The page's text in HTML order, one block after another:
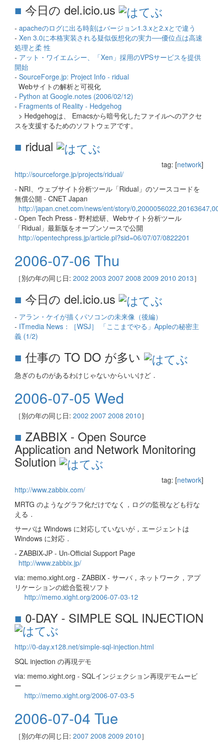
■ 今日の del.icio.us
- apacheのログに出る時刻はバージョン1.3.xと2.xとで違う
- Xen 3.0に本格実装される疑似仮想化の実力──優位点は高速
処理と柔 性
- アット・ワイエムシー、「Xen」採用のVPSサービスを提供
開始
- SourceForge.jp: Project Info - ridual
Webサイトの解析と可視化
- Python at Google.notes (2006/02/12)
- Fragments of Reality - Hedgehog
> Hedgehogは、 Emacsから暗号化したファイルへのアクセ
スを支援するためのソフトウェアです。
■ ridual
tag: [network]
http://sourceforge.jp/projects/ridual/
- NRI、ウェブサイト分析ツール「Ridual」のソースコードを
無償公開 - CNET Japan
http://japan.cnet.com/news/ent/story/
- Open Tech Press - 野村総研、Webサイト分析ツール
「Ridual」最新版をオープンソースで公開
http://opentechpress.jp/article.pl?sid=06/07/07/0822201
2006-07-06 Thu
［別の年の同じ日: 2002 2003 2007 2008 2009 2010 2013］
■ 今日の del.icio.us
- アラン・ケイが描くパソコンの未来像（後編）
- ITmedia News：［WSJ］ 「ここまでやる」Appleの秘密主
義 (1/2)
■ 仕事の TO DO が多い
急ぎのものがあるわけじゃないからいいけど．
2006-07-05 Wed
［別の年の同じ日: 2002 2007 2008 2010］
■ ZABBIX - Open Source
Application and Network Monitoring
Solution
tag: [network]
http://www.zabbix.com/
MRTG のようなグラフ化だけでなく，ログの監視なども行な
える．
サーバは Windows に対応していないが，エージェントは
Windows に対応．
- ZABBIX-JP - Un-Official Support Page
http://www.zabbix.jp/
via: memo.xight.org - ZABBIX - サーバ，ネットワーク，アプ
リケーションの総合監視ソフト
http://memo.xight.org/2006-07-03-12
■ 0-DAY - SIMPLE SQL INJECTION
http://0-day.x128.net/simple-sql-injection.html
SQL injection の再現デモ
via: memo.xight.org - SQLインジェクション再現デモムービ
ー
http://memo.xight.org/2006-07-03-5
2006-07-04 Tue
［別の年の同じ日: 2007 2008 2009 2010］